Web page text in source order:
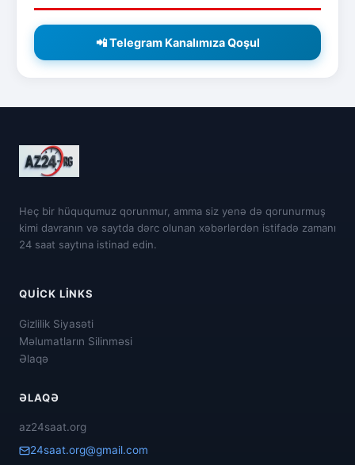
📲 Telegram Kanalımıza Qoşul
Heç bir hüququmuz qorunmur, amma siz yenə də qorunurmuş
kimi davranın və saytda dərc olunan xəbərlərdən istifadə zamanı
24 saat saytına istinad edin.
QUICK LINKS
Gizlilik Siyasəti
Məlumatların Silinməsi
Əlaqə
ƏLAQƏ
az24saat.org
24saat.org@gmail.com